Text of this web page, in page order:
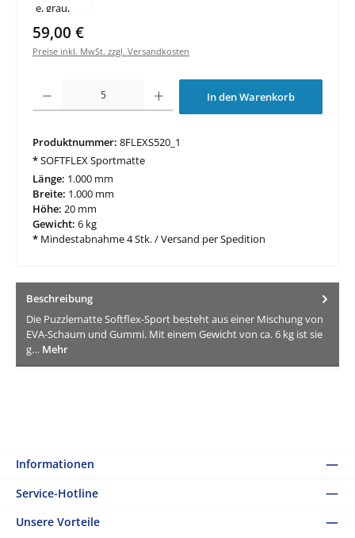
Regulärer Preis:
59,00 €
Preise inkl. MwSt. zzgl. Versandkosten
Produkt Anzahl: Gib den gewünschten Wert ein oder benutze die
In den Warenkorb
Produktnummer: 8FLEXS520_1
*SOFTFLEX Sportmatte
Länge: 1.000 mm
Breite: 1.000 mm
Höhe: 20 mm
Gewicht: 6 kg
* Mindestabnahme 4 Stk. / Versand per Spedition
Beschreibung
Die Puzzlematte Softflex-Sport besteht aus einer Mischung von
EVA-Schaum und Gummi. Mit einem Gewicht von ca. 6 kg ist sie
g… Mehr
Informationen
Service-Hotline
Unsere Vorteile